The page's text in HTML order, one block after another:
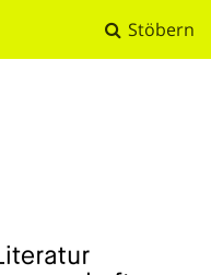
Stöbern